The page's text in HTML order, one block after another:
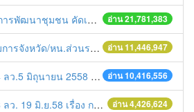
อ่าน 21,781,383
างดีเด่น และหน่วยงานพัฒนาชุมชนใสสะอาด ประจำปี ๒๕๕๔
อ่าน 11,446,947
ราชการประจำเดือน มิถุนายน 2558
อ่าน 10,416,556
ครงการพัฒนาหน่วยงานต้นแบบในการจัดตั้งศูนย์ข้อมูลข่าวสารของราชการฯ ประจำปีงบประมาณ พ.ศ. 2558
อ่าน 4,426,624
อง การแก้ไขปัญหาหนี้สินให้แก่เกษตรกร